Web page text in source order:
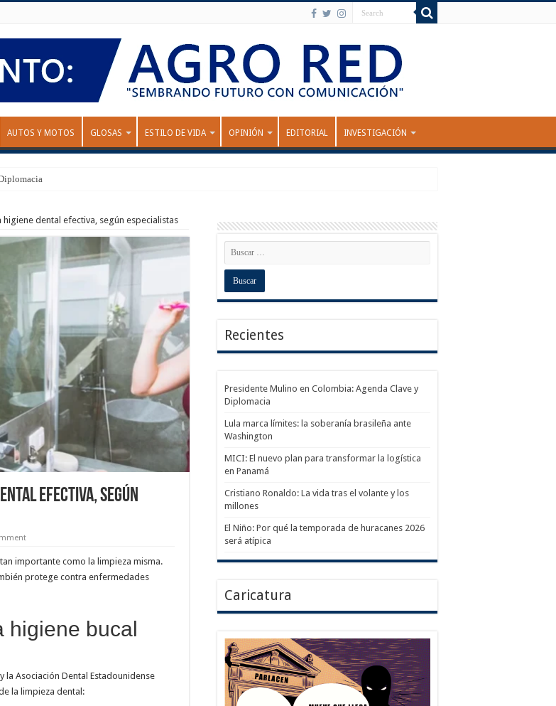
AUTOS Y MOTOS GLOSAS ESTILO DE VIDA OPINIÓN EDITORIAL INVESTIGACIÓN
higiene dental efectiva, según especialistas
efectiva, según
importante como la limpieza misma.
protege contra enfermedades
higiene bucal
la Asociación Dental Estadounidense
la limpieza dental:
Recientes
Presidente Mulino en Colombia: Agenda Clave y
Diplomacia
Lula marca límites: la soberanía brasileña ante
Washington
MICI: El nuevo plan para transformar la logística
en Panamá
Cristiano Ronaldo: La vida tras el volante y los
millones
El Niño: Por qué la temporada de huracanes 2026
será atípica
Caricatura